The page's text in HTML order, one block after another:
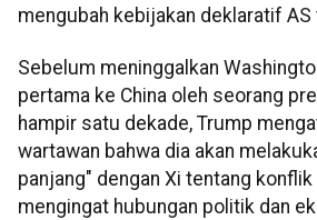
mengubah kebijakan deklaratif AS
Sebelum meninggalkan
pertama ke China oleh seorang
hampir satu dekade, Trump
wartawan bahwa dia akan
panjang" dengan Xi tentang
mengingat hubungan politik dan